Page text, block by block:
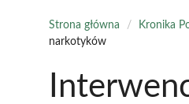
Strona główna / Kronika
narkotyków